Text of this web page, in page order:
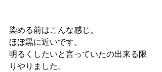
染める前はこんな感じ。
ほぼ黒に近いです。
明るくしたいと言っていたの出来る限
りやりました。